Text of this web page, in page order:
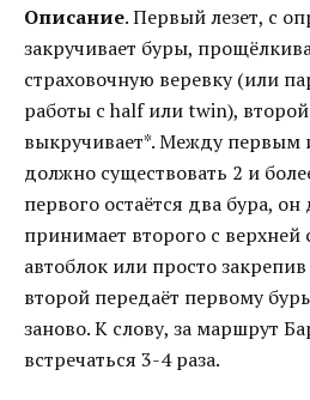
Описание. Первый лезет, с
закручивает буры,
страховочную веревку (или
работы с half или twin),
выкручивает*. Между первым
должно существовать 2 и
первого остаётся два бура,
принимает второго с верхней
автоблок или просто
второй передаёт первому
заново. К слову, за маршрут
встречаться 3-4 раза.